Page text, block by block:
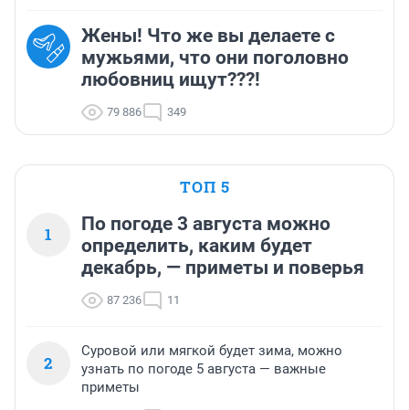
Жены! Что же вы делаете с
мужьями, что они поголовно
любовниц ищут???!
79 886 349
ТОП 5
1
По погоде 3 августа можно
определить, каким будет
декабрь, — приметы и поверья
87 236 11
2
Суровой или мягкой будет зима, можно
узнать по погоде 5 августа — важные
приметы